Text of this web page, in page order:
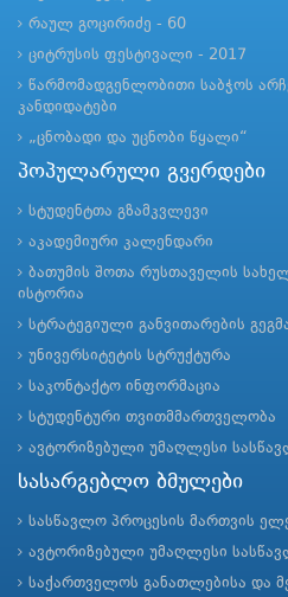
რაულ გოცირიძე - 60
ციტრუსის ფესტივალი - 2017
წარმომადგენლობითი საბჭოს
კანდიდატები
„ცნობადი და უცნობი წყალი“
პოპულარული გვერდები
სტუდენტთა გზამკვლევი
აკადემიური კალენდარი
ბათუმის შოთა რუსთაველის
ისტორია
სტრატეგიული განვითარების
უნივერსიტეტის სტრუქტურა
საკონტაქტო ინფორმაცია
სტუდენტური თვითმმართველობა
ავტორიზებული უმაღლესი
სასარგებლო ბმულები
სასწავლო პროცესის მართვის
ავტორიზებული უმაღლესი
საქართველოს განათლებისა და